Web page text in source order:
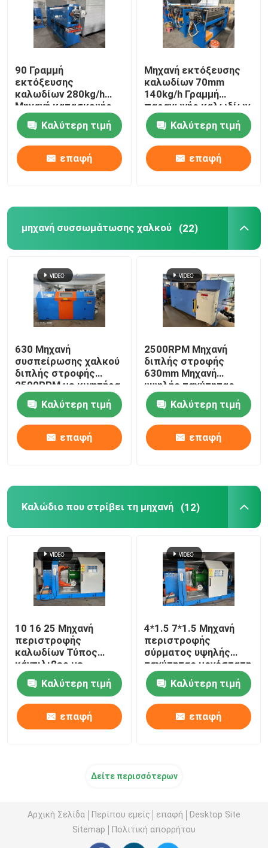
90 Γραμμή
εκτόξευσης
καλωδίων 280kg/h
Μηχανή κατασκευής
καλωδίων PVC με
κινητήρα Siemens
Καλύτερη τιμή
επαφή
Μηχανή εκτόξευσης
καλωδίων 70mm
140kg/h Γραμμή
παραγωγής καλωδίων
διαδικτύου
Καλύτερη τιμή
επαφή
μηχανή συσσωμάτωσης χαλκού (22)
630 Μηχανή
συσπείρωσης χαλκού
διπλής στροφής
2500RPM με κινητήρα
Siemens
Καλύτερη τιμή
επαφή
2500RPM Μηχανή
διπλής στροφής
630mm Μηχανή
υψηλής ταχύτητας
Καλύτερη τιμή
επαφή
Καλώδιο που στρίβει τη μηχανή (12)
10 16 25 Μηχανή
περιστροφής
καλωδίων Τύπος
κάντιλιβερ με
μετατροπέα Yaskawa
Καλύτερη τιμή
επαφή
4*1.5 7*1.5 Μηχανή
περιστροφής
σύρματος υψηλής
ταχύτητας μονόστατη
Καλύτερη τιμή
επαφή
Δείτε περισσότερων
Αρχική Σελίδα Περίπου εμείς επαφή
Desktop Site
Sitemap
Πολιτική απορρήτου